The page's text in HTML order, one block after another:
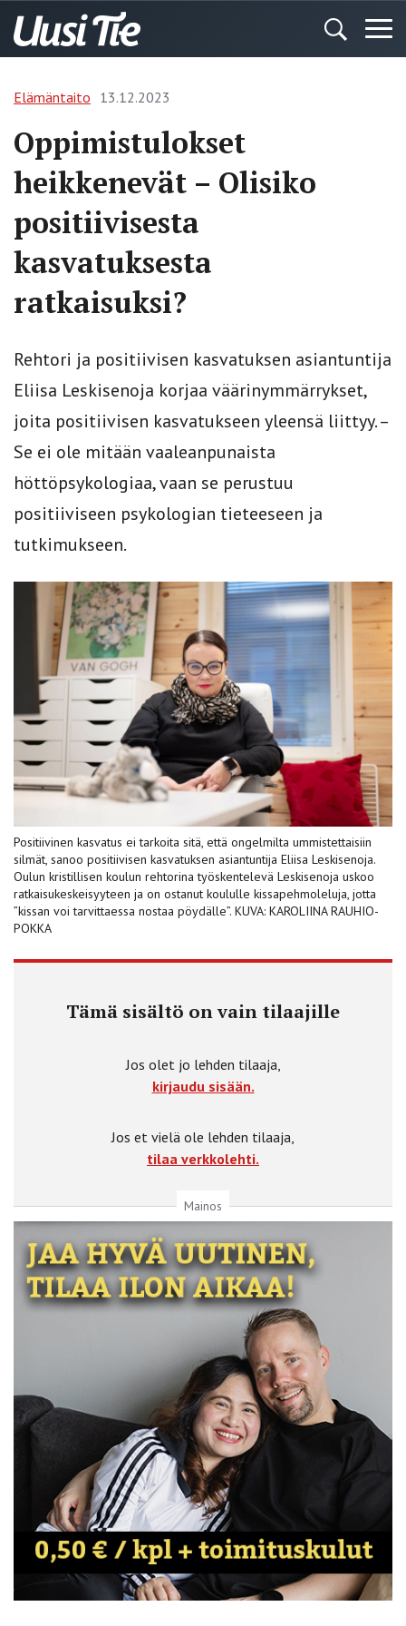
Elämäntaito 13.12.2023
Oppimistulokset
heikkenevät – Olisiko
positiivisesta
kasvatuksesta
ratkaisuksi?
Rehtori ja positiivisen kasvatuksen asiantuntija
Eliisa Leskisenoja korjaa väärinymmärrykset,
joita positiivisen kasvatukseen yleensä liittyy. –
Se ei ole mitään vaaleanpunaista
höttöpsykologiaa, vaan se perustuu
positiiviseen psykologian tieteeseen ja
tutkimukseen.
Positiivinen kasvatus ei tarkoita sitä, että ongelmilta ummistettaisiin
silmät, sanoo positiivisen kasvatuksen asiantuntija Eliisa Leskisenoja.
Oulun kristillisen koulun rehtorina työskentelevä Leskisenoja uskoo
ratkaisukeskeisyyteen ja on ostanut koululle kissapehmoleluja, jotta
”kissan voi tarvittaessa nostaa pöydälle”. KUVA: KAROLIINA RAUHIO-
POKKA
Tämä sisältö on vain tilaajille
Jos olet jo lehden tilaaja,
kirjaudu sisään.
Jos et vielä ole lehden tilaaja,
tilaa verkkolehti.
Mainos